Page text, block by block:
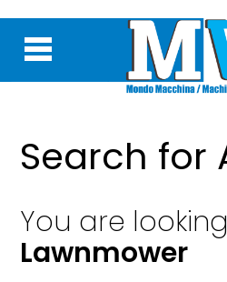
Search for
You are
Lawnmower